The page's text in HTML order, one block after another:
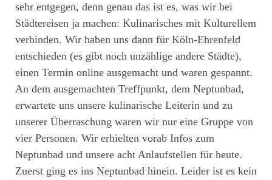
sehr entgegen, denn genau das ist es, was wir bei
Städtereisen ja machen: Kulinarisches mit Kulturellem
verbinden. Wir haben uns dann für Köln-Ehrenfeld
entschieden (es gibt noch unzählige andere Städte),
einen Termin online ausgemacht und waren gespannt.
An dem ausgemachten Treffpunkt, dem Neptunbad,
erwartete uns unsere kulinarische Leiterin und zu
unserer Überraschung waren wir nur eine Gruppe von
vier Personen. Wir erhielten vorab Infos zum
Neptunbad und unsere acht Anlaufstellen für heute.
Zuerst ging es ins Neptunbad hinein. Leider ist es kein